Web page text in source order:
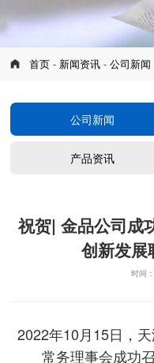
首页 - 新闻资讯-公司新闻
公司新闻
产品资讯
祝贺| 金品公司成
创新发展
时间
2022年10月15日，
常务理事会成功